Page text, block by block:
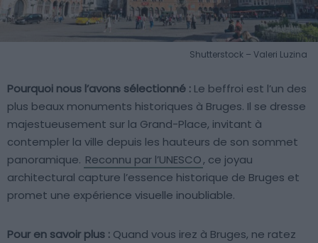
Shutterstock – Valeri Luzina
Pourquoi nous l’avons sélectionné : Le beffroi est l’un des
plus beaux monuments historiques à Bruges. Il se dresse
majestueusement sur la Grand-Place, invitant à
contempler la ville depuis les hauteurs de son sommet
panoramique. Reconnu par l’UNESCO, ce joyau
architectural capture l’essence historique de Bruges et
promet une expérience visuelle inoubliable.
Pour en savoir plus : Quand vous irez à Bruges, ne ratez